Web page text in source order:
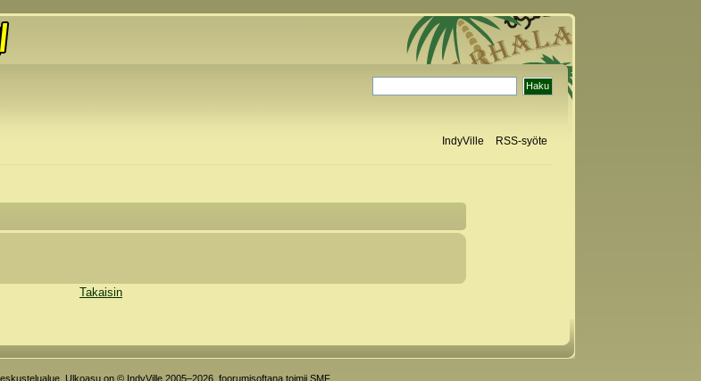
IndyVille RSS-syöte
Takaisin
Ulkoasu on © IndyVille 2005–2026, foorumisoftana toimii SMF.